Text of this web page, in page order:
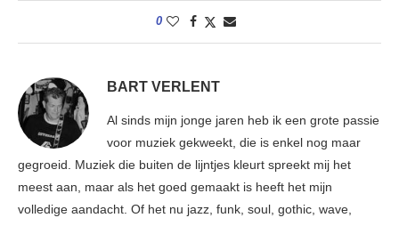
0
BART VERLENT
Al sinds mijn jonge jaren heb ik een grote passie
voor muziek gekweekt, die is enkel nog maar
gegroeid. Muziek die buiten de lijntjes kleurt spreekt mij het
meest aan, maar als het goed gemaakt is heeft het mijn
volledige aandacht. Of het nu jazz, funk, soul, gothic, wave,